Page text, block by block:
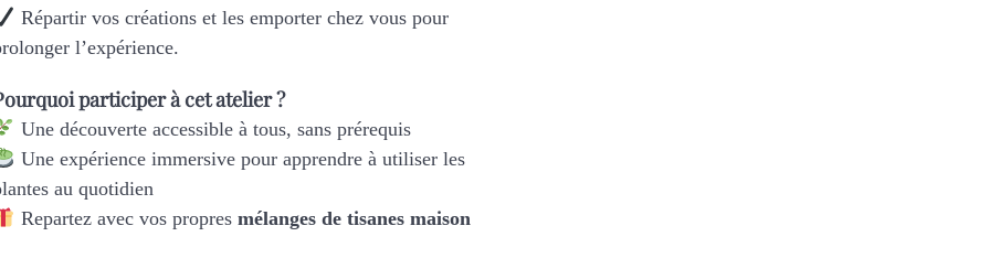
Répartir vos créations et les emporter chez vous pour
l’expérience.
participer à cet atelier ?
Une découverte accessible à tous, sans prérequis
Une expérience immersive pour apprendre à utiliser les
au quotidien
Repartez avec vos propres mélanges de tisanes maison